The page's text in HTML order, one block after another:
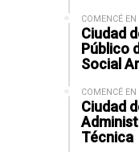
COMENCÉ
Ciudad
Público
Social
COMENCÉ
Ciudad
Técnica